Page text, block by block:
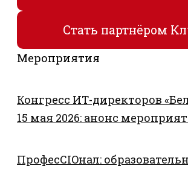
Стать партнёром
Мероприятия
Конгресс ИТ-директоров
15 мая 2026: анонс
ПрофесCIOнал: